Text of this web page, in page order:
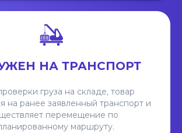
НА ТРАНСПОРТ
груза на складе, товар
на ранее заявленный транспорт и
перемещение по
маршруту.